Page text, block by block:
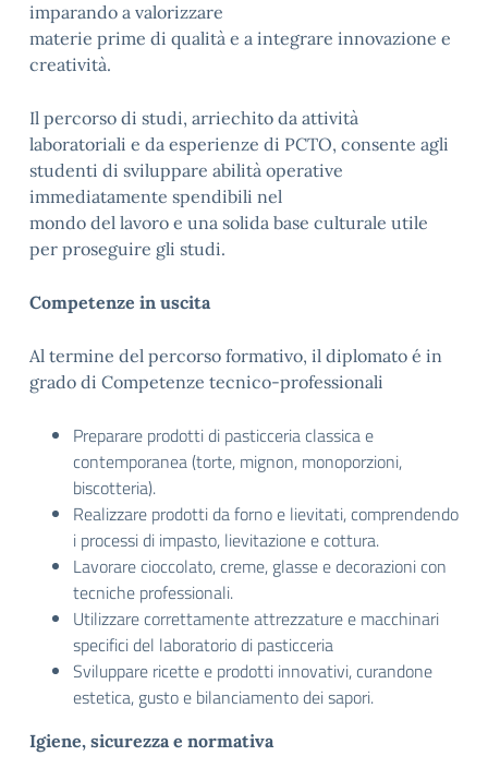
imparando a valorizzare
materie prime di qualità e a integrare innovazione e
creatività.
Il percorso di studi, arriechito da attività
laboratoriali e da esperienze di PCTO, consente agli
studenti di sviluppare abilità operative
immediatamente spendibili nel
mondo del lavoro e una solida base culturale utile
per proseguire gli studi.
Competenze in uscita
Al termine del percorso formativo, il diplomato é in
grado di Competenze tecnico-professionali
Preparare prodotti di pasticceria classica e
contemporanea (torte, mignon, monoporzioni,
biscotteria).
Realizzare prodotti da forno e lievitati, comprendendo
i processi di impasto, lievitazione e cottura.
Lavorare cioccolato, creme, glasse e decorazioni con
tecniche professionali.
Utilizzare correttamente attrezzature e macchinari
specifici del laboratorio di pasticceria
Sviluppare ricette e prodotti innovativi, curandone
estetica, gusto e bilanciamento dei sapori.
Igiene, sicurezza e normativa